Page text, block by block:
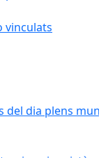
vinculats
del dia plens